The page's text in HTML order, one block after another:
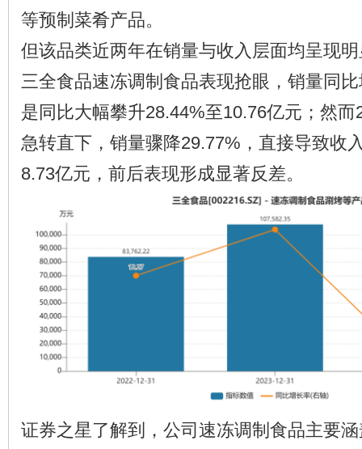
等预制菜肴产品。
但该品类近两年在销量与收入层面均呈现
三全食品速冻调制食品表现抢眼，销量同
是同比大幅攀升28.44%至10.76亿元；然
急转直下，销量骤降29.77%，直接导致收
8.73亿元，前后表现形成显著反差。
证券之星了解到，公司速冻调制食品主要